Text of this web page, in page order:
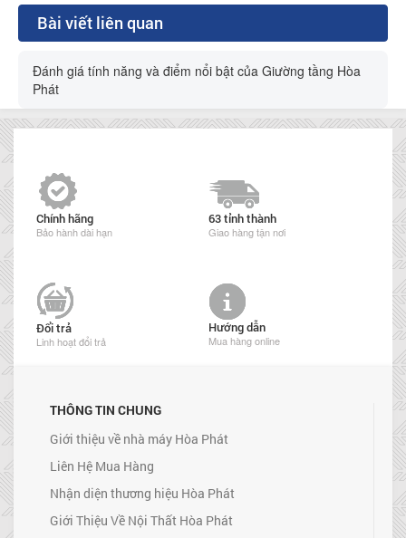
Bài viết liên quan
Đánh giá tính năng và điểm nổi bật của Giường tầng Hòa
Phát
Chính hãng
Bảo hành dài hạn
63 tỉnh thành
Giao hàng tận nơi
Đổi trả
Linh hoạt đổi trả
Hướng dẫn
Mua hàng online
THÔNG TIN CHUNG
Giới thiệu về nhà máy Hòa Phát
Liên Hệ Mua Hàng
Nhận diện thương hiệu Hòa Phát
Giới Thiệu Về Nội Thất Hòa Phát